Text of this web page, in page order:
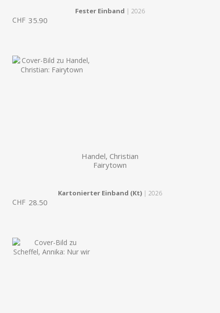
Fester Einband | 2026
CHF 35.90
Handel, Christian
Fairytown
Kartonierter Einband (Kt) | 2026
CHF 28.50